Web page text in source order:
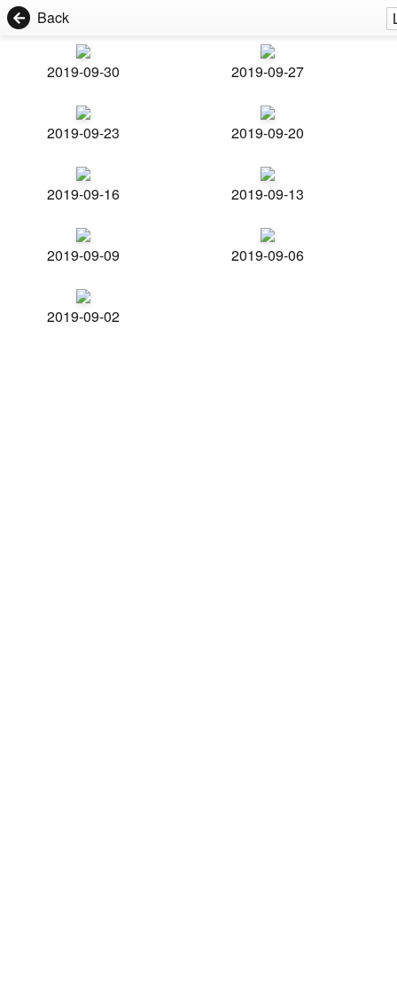
Back
2019-09-30 2019-09-27
2019-09-23 2019-09-20
2019-09-16 2019-09-13
2019-09-09 2019-09-06
2019-09-02